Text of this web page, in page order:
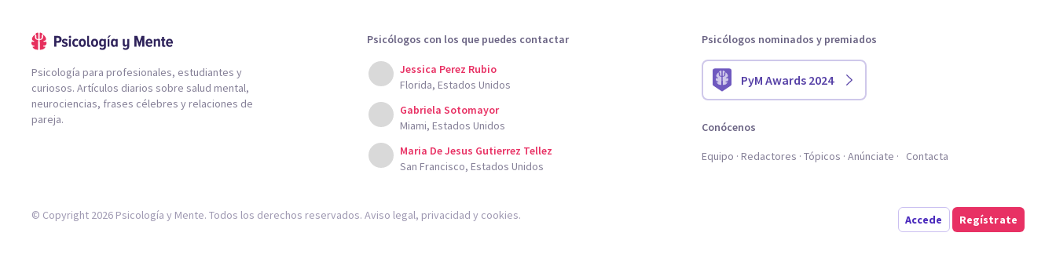
Psicología para profesionales, estudiantes y
curiosos. Artículos diarios sobre salud mental,
neurociencias, frases célebres y relaciones de
pareja.
Psicólogos con los que puedes contactar
Jessica Perez Rubio
Florida, Estados Unidos
Gabriela Sotomayor
Miami, Estados Unidos
Maria De Jesus Gutierrez Tellez
San Francisco, Estados Unidos
Psicólogos nominados y premiados
PyM Awards 2024
Conócenos
Equipo Redactores Tópicos Anúnciate Contacta
Accede Regístrate
© Copyright 2026 Psicología y Mente. Todos los derechos reservados. Aviso legal, privacidad y cookies.